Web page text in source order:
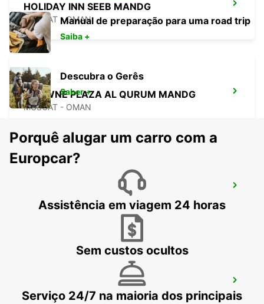
HOLIDAY INN SEEB MANDG
MUSCAT - OMAN
CROWNE PLAZA AL QURUM MANDG
MUSCAT - OMAN
PARK INN BY RADISSON MUSCAT
MUSCAT - OMAN
JW MARRIOTT HOTEL MUSCAT
MUSCAT - OMAN
Manual de preparação para uma road trip
Saiba +
Descubra o Gerês
Saber +
Porquê alugar um carro com a
Europcar?
Assistência em viagem 24 horas
Sem custos ocultos
Serviço 24/7 na maioria dos principais